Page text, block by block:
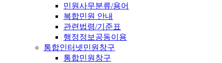
민원사무분류/용어
복합민원 안내
관련법령/기준표
행정정보공동이용
통합인터넷민원창구
통합민원창구